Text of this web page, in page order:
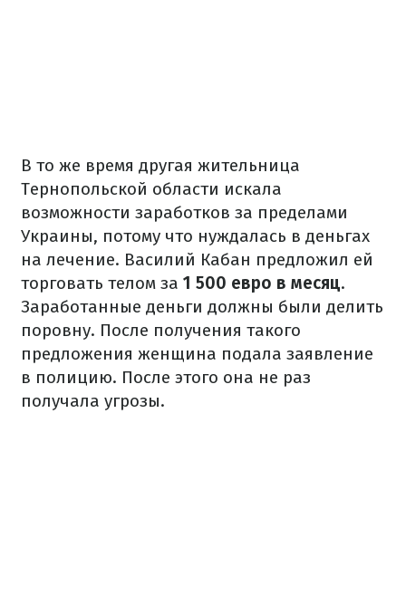
В то же время другая жительница
Тернопольской области искала
возможности заработков за пределами
Украины, потому что нуждалась в деньгах
на лечение. Василий Кабан предложил ей
торговать телом за 1 500 евро в месяц.
Заработанные деньги должны были делить
поровну. После получения такого
предложения женщина подала заявление
в полицию. После этого она не раз
получала угрозы.